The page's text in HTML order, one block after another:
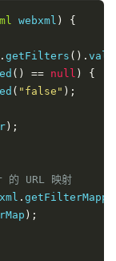
webxml )
{
. getFilters ().
() == null )
{
( "false" );
);
URL 映射
.
);